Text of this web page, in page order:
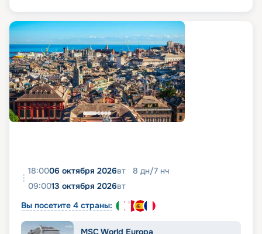
18:0006 октября 2026вт 8 дн/7 нч
09:0013 октября 2026вт
Вы посетите 4 страны:
MSC World Europa